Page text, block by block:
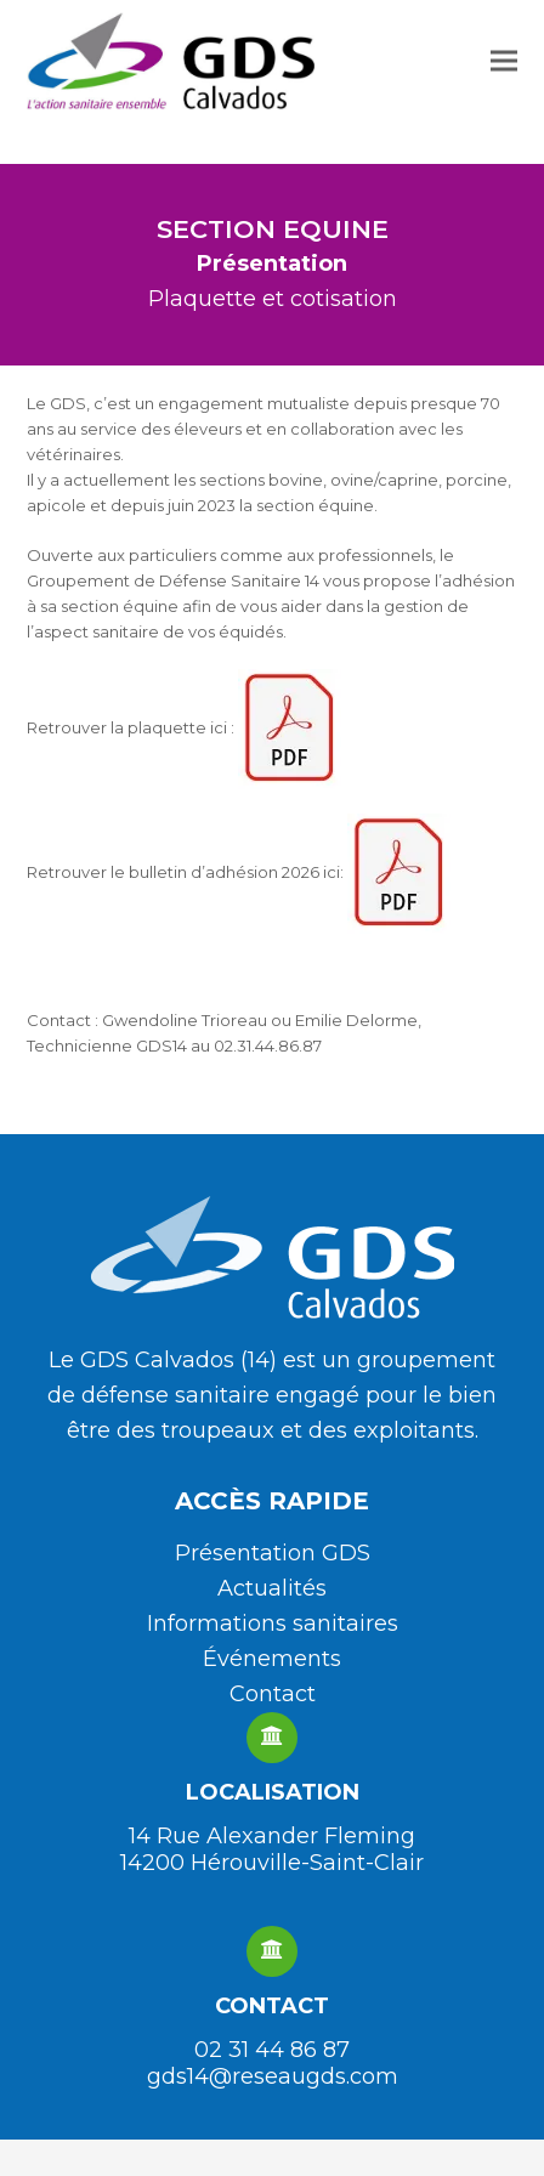
SECTION EQUINE
Présentation
Plaquette et cotisation
Le GDS, c’est un engagement mutualiste depuis presque 70
ans au service des éleveurs et en collaboration avec les
vétérinaires.
Il y a actuellement les sections bovine, ovine/caprine, porcine,
apicole et depuis juin 2023 la section équine.
Ouverte aux particuliers comme aux professionnels, le
Groupement de Défense Sanitaire 14 vous propose l’adhésion
à sa section équine afin de vous aider dans la gestion de
l’aspect sanitaire de vos équidés.
Retrouver la plaquette ici :
Retrouver le bulletin d’adhésion 2026 ici:
Contact : Gwendoline Trioreau ou Emilie Delorme,
Technicienne GDS14 au 02.31.44.86.87
Le GDS Calvados (14) est un groupement
de défense sanitaire engagé pour le bien
être des troupeaux et des exploitants.
ACCÈS RAPIDE
Présentation GDS
Actualités
Informations sanitaires
Événements
Contact
LOCALISATION
14 Rue Alexander Fleming
14200 Hérouville-Saint-Clair
CONTACT
02 31 44 86 87
gds14@reseaugds.com